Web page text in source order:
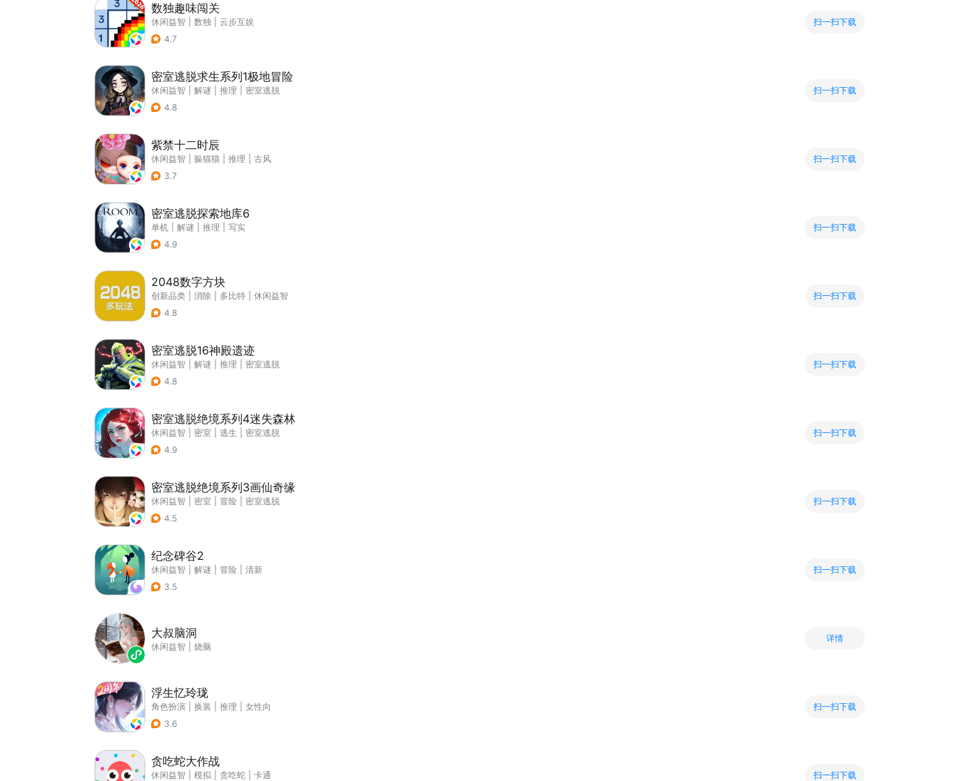
数独趣味闯关
休闲益智 数独
云步互娱
4.7
扫一扫下载
密室逃脱求生系列1极地冒险
休闲益智 解谜 推理
密室逃脱
4.8
扫一扫下载
紫禁十二时辰
休闲益智 躲猫猫 推理
古风
3.7
扫一扫下载
密室逃脱探索地库6
单机 解谜 推理
写实
4.9
扫一扫下载
2048数字方块
创新品类 消除 多比特
休闲益智
4.8
扫一扫下载
密室逃脱16神殿遗迹
休闲益智 解谜 推理
密室逃脱
4.8
扫一扫下载
密室逃脱绝境系列4迷失森林
休闲益智 密室 逃生
密室逃脱
4.9
扫一扫下载
密室逃脱绝境系列3画仙奇缘
休闲益智 密室 冒险
密室逃脱
4.5
扫一扫下载
纪念碑谷2
休闲益智 解谜 冒险
清新
3.5
扫一扫下载
大叔脑洞
休闲益智 烧脑
详情
浮生忆玲珑
角色扮演 换装 推理
女性向
3.6
扫一扫下载
贪吃蛇大作战
休闲益智 模拟 贪吃蛇
卡通
扫一扫下载